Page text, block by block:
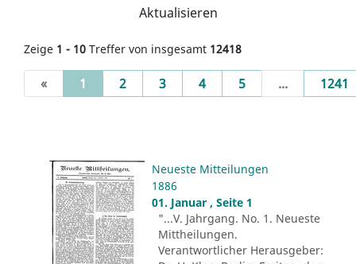
Aktualisieren
Zeige 1 - 10 Treffer von insgesamt 12418
« 1 (current)
2 3 4 5 ... 1241
Neueste Mitteilungen
1886
01. Januar , Seite 1
"...V. Jahrgang. No. 1. Neueste
Mittheilungen.
Verantwortlicher Herausgeber: